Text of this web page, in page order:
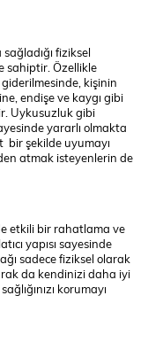
fiziksel
sahiptir. Özellikle
kişinin
endişe ve kaygı gibi
Uykusuzluk gibi
yararlı olmakta
bir şekilde uyumayı
atmak isteyenlerin de
etkili bir rahatlama ve
yapısı sayesinde
sadece fiziksel olarak
da kendinizi daha iyi
korumayı